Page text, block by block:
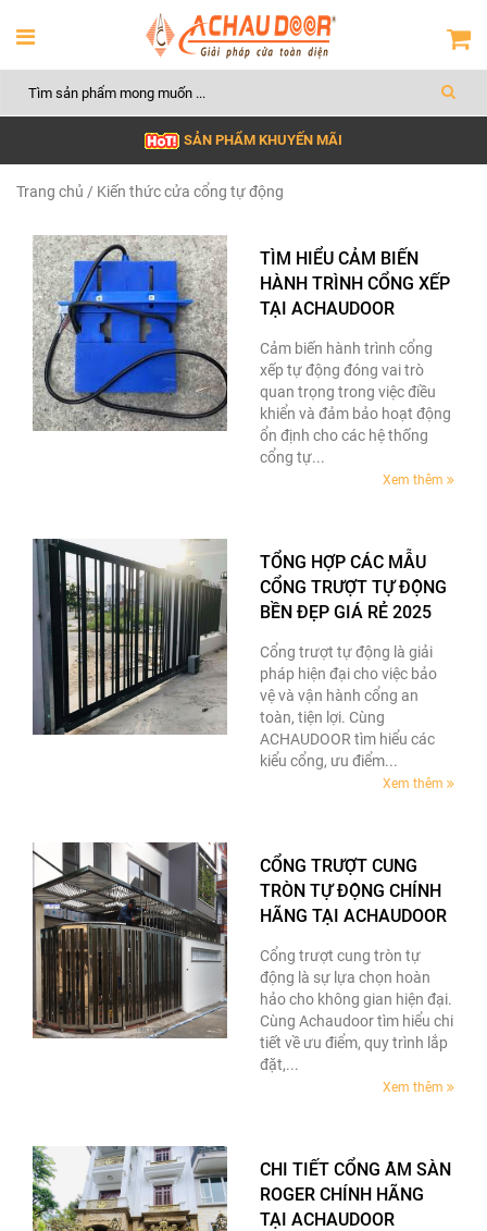
SẢN PHẨM KHUYẾN MÃI
Trang chủ / Kiến thức cửa cổng tự động
TÌM HIỂU CẢM BIẾN
HÀNH TRÌNH CỔNG XẾP
TẠI ACHAUDOOR
Cảm biến hành trình cổng
xếp tự động đóng vai trò
quan trọng trong việc điều
khiển và đảm bảo hoạt động
ổn định cho các hệ thống
cổng tự...
Xem thêm
TỔNG HỢP CÁC MẪU
CỔNG TRƯỢT TỰ ĐỘNG
BỀN ĐẸP GIÁ RẺ 2025
Cổng trượt tự động là giải
pháp hiện đại cho việc bảo
vệ và vận hành cổng an
toàn, tiện lợi. Cùng
ACHAUDOOR tìm hiểu các
kiểu cổng, ưu điểm...
Xem thêm
CỔNG TRƯỢT CUNG
TRÒN TỰ ĐỘNG CHÍNH
HÃNG TẠI ACHAUDOOR
Cổng trượt cung tròn tự
động là sự lựa chọn hoàn
hảo cho không gian hiện đại.
Cùng Achaudoor tìm hiểu chi
tiết về ưu điểm, quy trình lắp
đặt,...
Xem thêm
CHI TIẾT CỔNG ÂM SÀN
ROGER CHÍNH HÃNG
TẠI ACHAUDOOR